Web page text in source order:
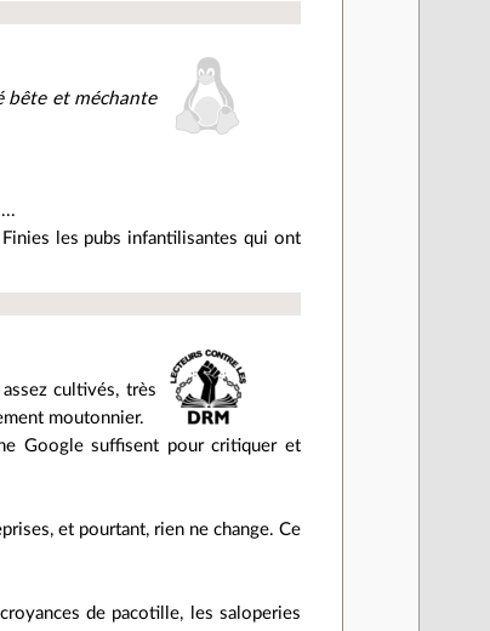
bête et méchante
les pubs infantilisantes qui ont
cultivés, très
moutonnier.
Google suffisent pour critiquer et
et pourtant, rien ne change. Ce
de pacotille, les saloperies